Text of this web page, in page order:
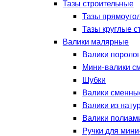
Тазы строительные
Тазы
Тазы круглые
Валики малярные
Валики
Мини-валики
Шубки
Валики
Валики из
Валики
Ручки для